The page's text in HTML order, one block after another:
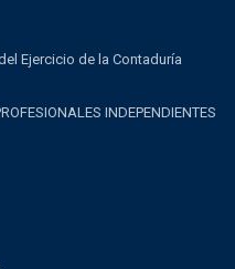
Ejercicio de la Contaduría
INDEPENDIENTES